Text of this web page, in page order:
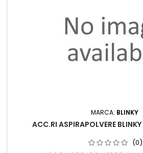
MARCA: BLINKY
ACC.RI ASPIRAPOLVERE
(0)